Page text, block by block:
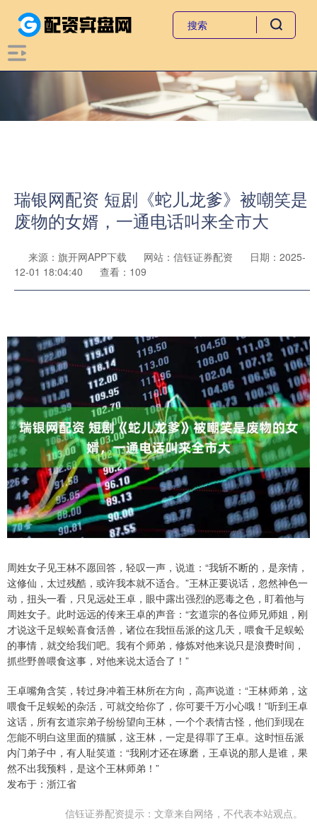
瑞银网配资 短剧《蛇儿龙爹》被嘲笑是
废物的女婿，一通电话叫来全市大
来源：旗开网APP下载 网站：信钰证券配资
日期：2025-
12-01 18:04:40
查看：109
周姓女子见王林不愿回答，轻叹一声，说道：“我斩不断的，是亲情，
这修仙，太过残酷，或许我本就不适合。”王林正要说话，忽然神色一
动，扭头一看，只见远处王卓，眼中露出强烈的恶毒之色，盯着他与
周姓女子。此时远远的传来王卓的声音：“玄道宗的各位师兄师姐，刚
才说这千足蜈蚣喜食活兽，诸位在我恒岳派的这几天，喂食千足蜈蚣
的事情，就交给我们吧。我有个师弟，修炼对他来说只是浪费时间，
抓些野兽喂食这事，对他来说太适合了！”
王卓嘴角含笑，转过身冲着王林所在方向，高声说道：“王林师弟，这
喂食千足蜈蚣的杂活，可就交给你了，你可要千万小心哦！”听到王卓
这话，所有玄道宗弟子纷纷望向王林，一个个表情古怪，他们到现在
怎能不明白这里面的猫腻，这王林，一定是得罪了王卓。这时恒岳派
内门弟子中，有人耻笑道：“我刚才还在琢磨，王卓说的那人是谁，果
然不出我预料，是这个王林师弟！”
发布于：浙江省
信钰证券配资提示：文章来自网络，不代表本站观点。